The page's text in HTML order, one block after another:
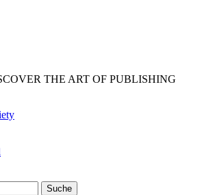
THE ART OF PUBLISHING